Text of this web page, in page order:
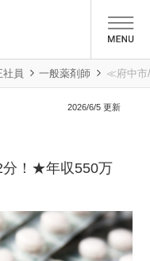
社員 一般薬剤師 ≪府中市
2026/6/5 更新
！★年収550万